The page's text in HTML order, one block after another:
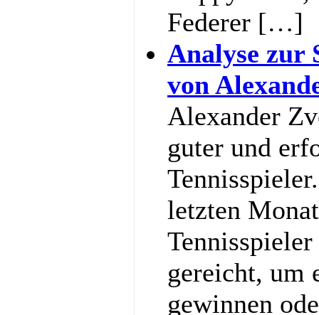
Federer […]
Analyse zur
von
Alexander
guter und
letzten
gereicht, um
gewinnen